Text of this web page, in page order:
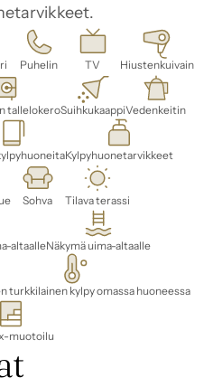
Puhelin TV Hiustenkuivain
tallelokeroSuihkukaappiVedenkeitin
Kylpyhuonetarvikkeet
Sohva Tilava terassi
altaalleNäkymä uima-altaalle
turkkilainen kylpy omassa huoneessa
muotoilu